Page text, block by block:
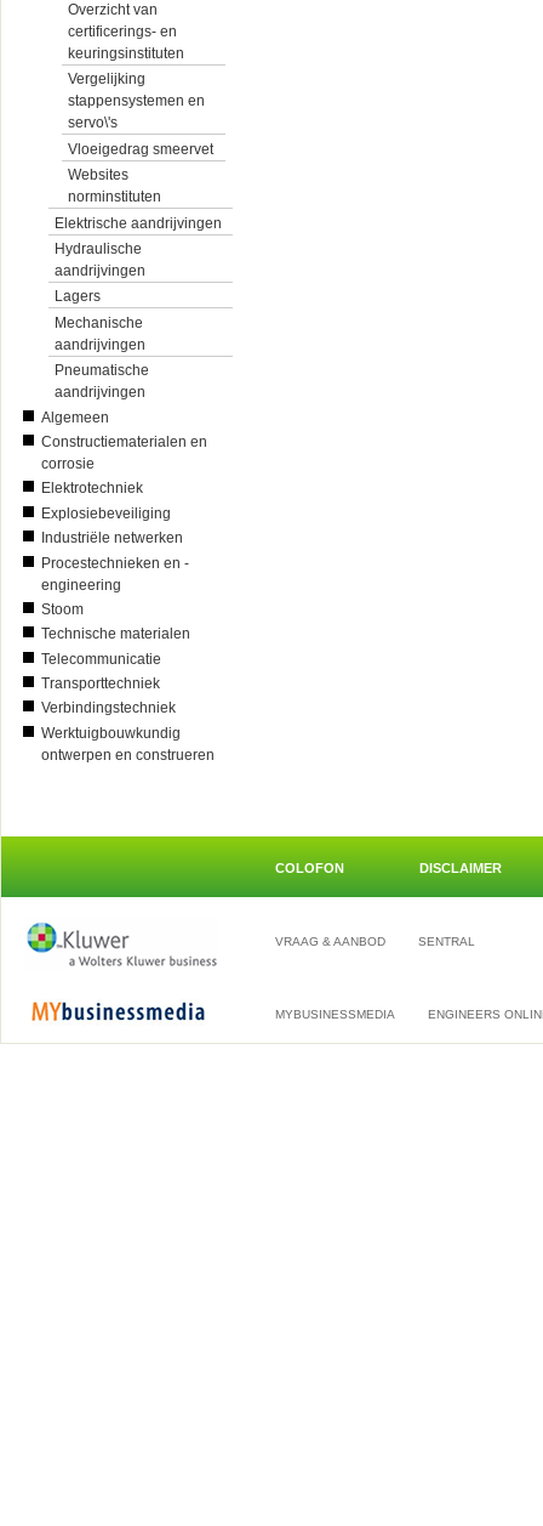
Overzicht van
certificerings- en
keuringsinstituten
Vergelijking
stappensystemen en
servo\'s
Vloeigedrag smeervet
Websites
norminstituten
Elektrische aandrijvingen
Hydraulische
aandrijvingen
Lagers
Mechanische
aandrijvingen
Pneumatische
aandrijvingen
Algemeen
Constructiematerialen en
corrosie
Elektrotechniek
Explosiebeveiliging
Industriële netwerken
Procestechnieken en -
engineering
Stoom
Technische materialen
Telecommunicatie
Transporttechniek
Verbindingstechniek
Werktuigbouwkundig
ontwerpen en construeren
COLOFON DISCLAIMER
VRAAG & AANBOD SENTRAL
MYBUSINESSMEDIA ENGINEERS